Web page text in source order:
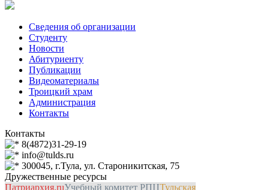
Сведения об организации
Студенту
Новости
Абитуриенту
Публикации
Видеоматериалы
Троицкий храм
Администрация
Контакты
Контакты
8(4872)31-29-19
info@tulds.ru
300045, г.Тула, ул. Староникитская, 75
Дружественные ресурсы
Патриархия.ruУчебный комитет РПЦТульская